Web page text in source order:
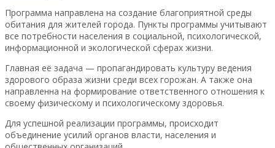
Программа направлена на создание благоприятной среды
обитания для жителей города. Пункты программы учитывают
все потребности населения в социальной, психологической,
информационной и экологической сферах жизни.
Главная её задача — пропагандировать культуру ведения
здорового образа жизни среди всех горожан. А также она
направленна на формирование ответственного отношения к
своему физическому и психологическому здоровья.
Для успешной реализации программы, происходит
объединение усилий органов власти, населения и